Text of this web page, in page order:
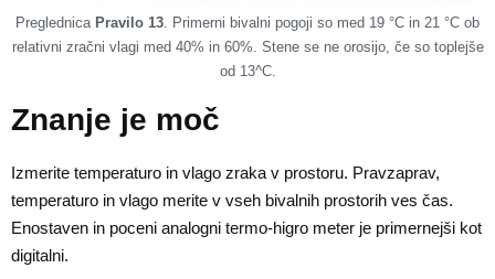
Preglednica Pravilo 13. Primerni bivalni pogoji so med 19 °C in 21 °C ob
relativni zračni vlagi med 40% in 60%. Stene se ne orosijo, če so toplejše
od 13^C.
Znanje je moč
Izmerite temperaturo in vlago zraka v prostoru. Pravzaprav,
temperaturo in vlago merite v vseh bivalnih prostorih ves čas.
Enostaven in poceni analogni termo-higro meter je primernejši kot
digitalni.